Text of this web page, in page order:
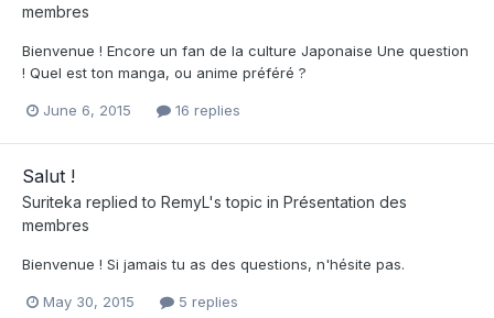
membres
Bienvenue ! Encore un fan de la culture Japonaise Une question
! Quel est ton manga, ou anime préféré ?
June 6, 2015 16 replies
Salut !
Suriteka replied to RemyL's topic in Présentation des
membres
Bienvenue ! Si jamais tu as des questions, n'hésite pas.
May 30, 2015 5 replies